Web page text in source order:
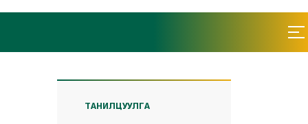
ТАНИЛЦУУЛГА